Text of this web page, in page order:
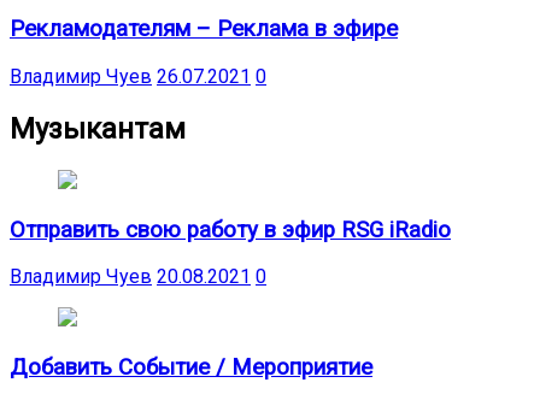
Рекламодателям – Реклама в эфире
Владимир Чуев 26.07.2021 0
Музыкантам
Отправить свою работу в эфир RSG iRadio
Владимир Чуев 20.08.2021 0
Добавить Событие / Мероприятие